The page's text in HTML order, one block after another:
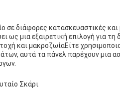
σε διάφορες κατασκευαστικές και
μια εξαιρετική επιλογή για τη
και μακροζωίαΕίτε
αυτά τα πάνελ παρέχουν μια
Σκάρι